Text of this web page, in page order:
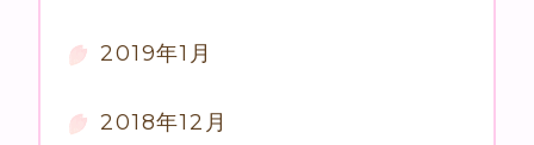
2019年1月
2018年12月